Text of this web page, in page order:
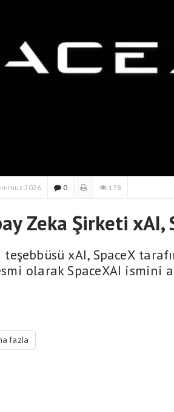
2026 0 178
Zeka Şirketi xAI,
teşebbüsü xAI, SpaceX
olarak SpaceXAI ismini
fazla